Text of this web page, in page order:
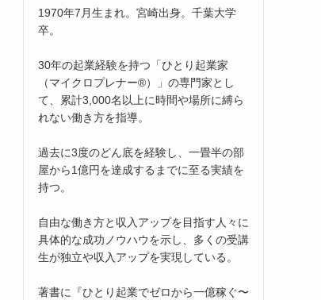
1970年7月生まれ。宮崎出身。千葉大学
卒。
30年の起業経験を持つ「ひとり起業家
（マイクロプレナー®）」の専門家とし
て、累計3,000名以上に時間や場所に縛ら
れない働き方を指導。
過去に3度のどん底を経験し、一畳半の部
屋から1億円を達成するまでに至る実績を
持つ。
自由な働き方と収入アップを目指す人々に
具体的な成功ノウハウを示し、多くの受講
生が独立や収入アップを実現している。
著書に『ひとり起業でゼロから一億稼ぐ〜